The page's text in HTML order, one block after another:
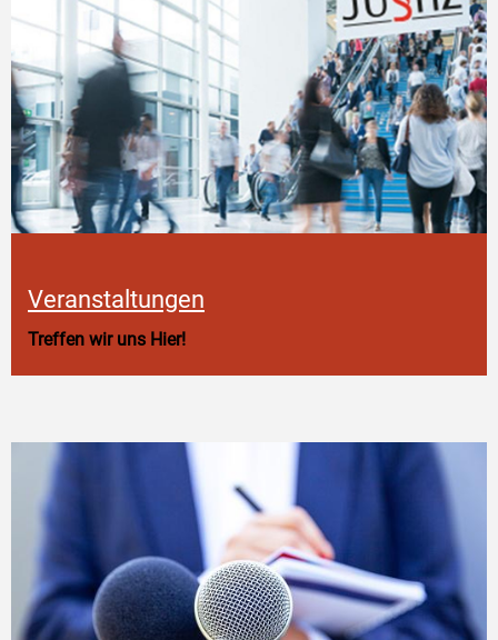
Veranstaltungen
Treffen wir uns Hier!